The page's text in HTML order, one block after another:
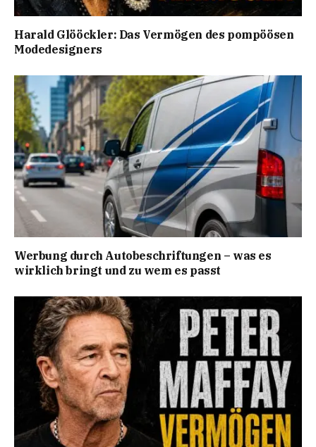
Harald Glööckler: Das Vermögen des pompöösen
Modedesigners
Werbung durch Autobeschriftungen – was es
wirklich bringt und zu wem es passt